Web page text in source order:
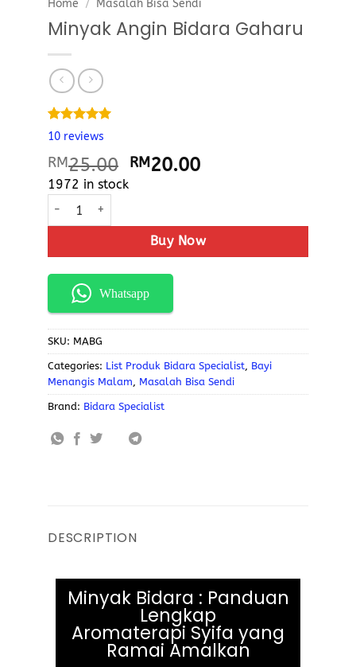
Home / Masalah Bisa Sendi
Minyak Angin Bidara Gaharu
Rated5.00
based on
10
customer
ratings
10 reviews
RM25.00 RM20.00
1972 in stock
Buy Now
Whatsapp
SKU: MABG
Categories: List Produk Bidara Specialist Bayi
Menangis Malam
Masalah Bisa Sendi
Brand: Bidara Specialist
DESCRIPTION
Minyak Bidara : Panduan
Lengkap
Aromaterapi Syifa yang
Ramai Amalkan